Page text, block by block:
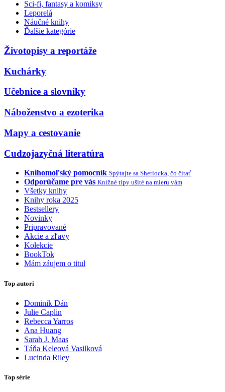
Sci-fi, fantasy a komiksy
Leporelá
Náučné knihy
Ďalšie kategórie
Životopisy a reportáže
Kuchárky
Učebnice a slovníky
Náboženstvo a ezoterika
Mapy a cestovanie
Cudzojazyčná literatúra
Knihomoľský pomocník Spýtajte sa Sherlocka, čo čítať
Odporúčame pre vás Knižné tipy ušité na mieru vám
Všetky knihy
Knihy roka 2025
Bestsellery
Novinky
Pripravované
Akcie a zľavy
Kolekcie
BookTok
Mám záujem o titul
Top autori
Dominik Dán
Julie Caplin
Rebecca Yarros
Ana Huang
Sarah J. Maas
Táňa Keleová Vasilková
Lucinda Riley
Top série